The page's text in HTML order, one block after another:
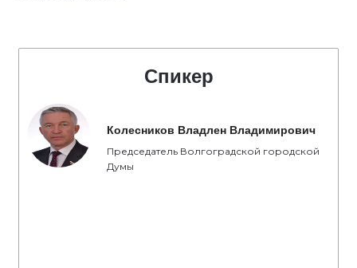
Спикер
Колесников Владлен Владимирович
Председатель Волгоградской городской
Думы